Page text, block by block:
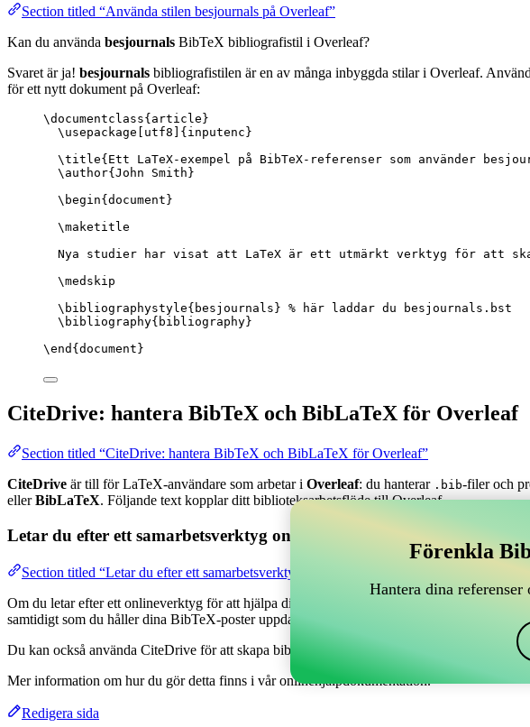
Section titled “Använda stilen besjournals på Overleaf”
Kan du använda besjournals BibTeX bibliografistil i Overleaf?
Svaret är ja! besjournals bibliografistilen är en av många inbyggda stilar i Overleaf.
för ett nytt dokument på Overleaf:
\documentclass{ article }
\usepackage
utf8 ]{ inputenc }
\title{Ett LaTeX-exempel på BibTeX-referenser som använder
\author{John Smith}
\begin{ document }
\maketitle
Nya studier har visat att LaTeX är ett utmärkt verktyg för att
\medskip
\bibliographystyle{besjournals} % här laddar du besjournals.bst
\bibliography{bibliography}
\end { document }
CiteDrive: hantera BibTeX och BibLaTeX för Overleaf
Section titled “CiteDrive: hantera BibTeX och BibLaTeX för Overleaf”
CiteDrive är till för LaTeX-användare som arbetar i Overleaf: du hanterar .bib-filer och
ellerBibLaTeX. Följande text kopplar ditt biblioteksarbetsflöde till Overleaf.
Letar du efter ett samarbetsverktyg online för att hantera dina
Section titled “Letar du efter ett samarbetsverktyg online för att hantera dina BibTeX-
Om du letar efter ett onlineverktyg för att hjälpa dig hantera dina referenser, citationer
samtidigt som du håller dina BibTeX-poster uppdaterade i ditt Overleaf-projekt.
Du kan också använda CiteDrive för att skapa bibliografier och citationer i olika stilar,
Mer information om hur du gör detta finns i vår onlinehjälpdokumentation.
Redigera sida
Förenkla
Hantera dina